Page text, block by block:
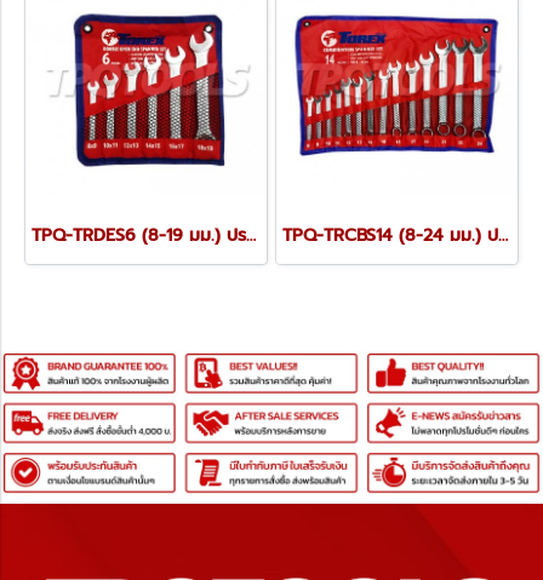
TPQ-TRDES6 (8-19 มม.) ประแจปากตายชุด 6 ตัว TOREX TPQ-TRCBS14 (8-24 มม.) ประแจแหวนข้างปากตายชุด 14 ตัว TOREX